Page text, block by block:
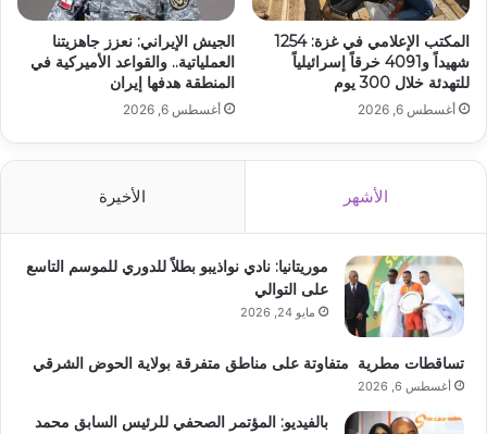
المكتب الإعلامي في غزة: 1254
شهيداً و4091 خرقاً إسرائيلياً
للتهدئة خلال 300 يوم
أغسطس 6, 2026
الجيش الإيراني: نعزز جاهزيتنا
العملياتية.. والقواعد الأميركية في
المنطقة هدفها إيران
أغسطس 6, 2026
الأشهر الأخيرة
موريتانيا: نادي نواذيبو بطلاً للدوري للموسم التاسع
على التوالي
مايو 24, 2026
تساقطات مطرية متفاوتة على مناطق متفرقة بولاية الحوض الشرقي
أغسطس 6, 2026
بالفيديو: المؤتمر الصحفي للرئيس السابق محمد